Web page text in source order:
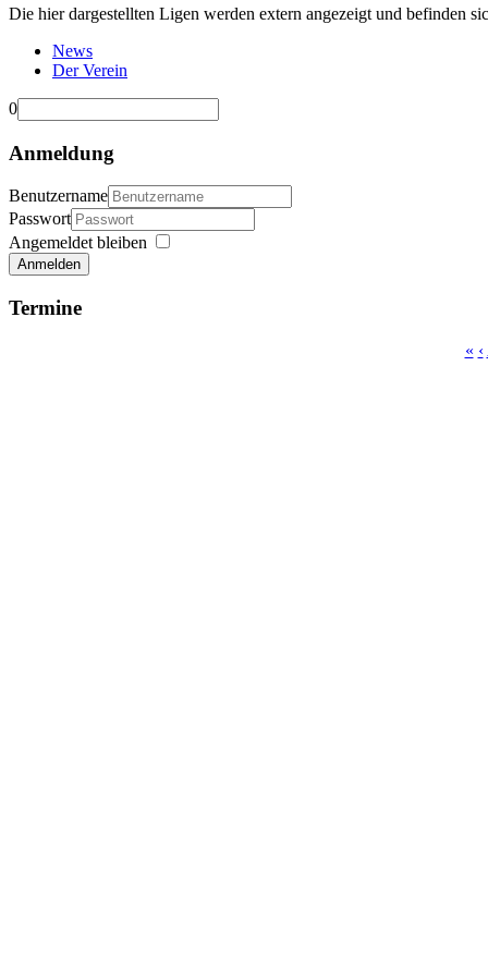
Die hier dargestellten Ligen werden extern angezeigt und befinden
News
Der Verein
0
Anmeldung
Benutzername
Passwort
Angemeldet bleiben
Anmelden
Termine
« ‹